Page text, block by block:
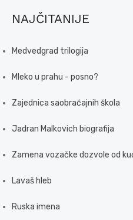
NAJČITANIJE
Medvedgrad trilogija
Mleko u prahu - posno?
Zajednica saobraćajnih škola
Jadran Malkovich biografija
Zamena vozačke dozvole od
Lavaš hleb
Ruska imena